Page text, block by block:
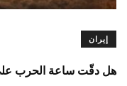
إيران
هل دقّت ساعة الحرب